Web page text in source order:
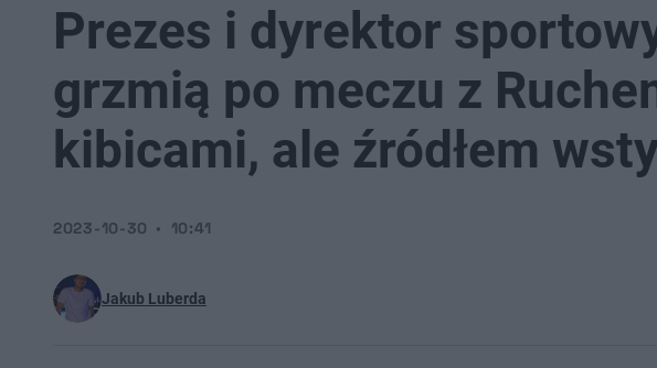
Prezes i dyrektor
grzmią po meczu z
kibicami, ale źródłem
Jakub Luberda
2023-10-30 10:41